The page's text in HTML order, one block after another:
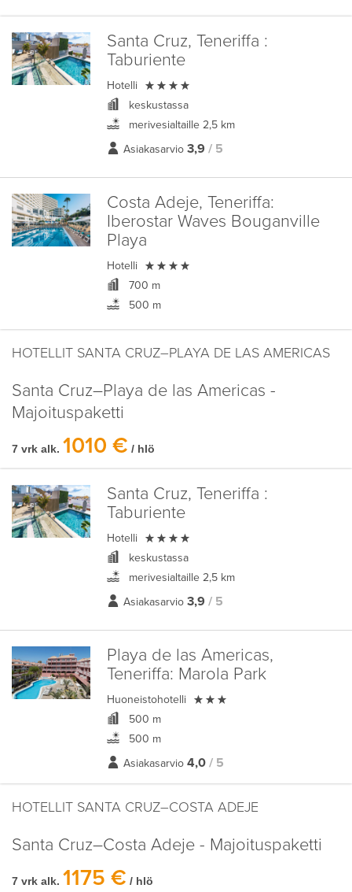
Santa Cruz, Teneriffa :
Taburiente
Hotelli 
keskustassa
merivesialtaille 2,5 km
Asiakasarvio 3,9 / 5
Costa Adeje, Teneriffa:
Iberostar Waves Bouganville
Playa
Hotelli 
700 m
500 m
HOTELLIT SANTA CRUZ–PLAYA DE LAS AMERICAS
Santa Cruz–Playa de las Americas -
Majoituspaketti
7 vrk alk. 1010 € / hlö
Santa Cruz, Teneriffa :
Taburiente
Hotelli 
keskustassa
merivesialtaille 2,5 km
Asiakasarvio 3,9 / 5
Playa de las Americas,
Teneriffa: Marola Park
Huoneistohotelli 
500 m
500 m
Asiakasarvio 4,0 / 5
HOTELLIT SANTA CRUZ–COSTA ADEJE
Santa Cruz–Costa Adeje - Majoituspaketti
7 vrk alk. 1175 € / hlö